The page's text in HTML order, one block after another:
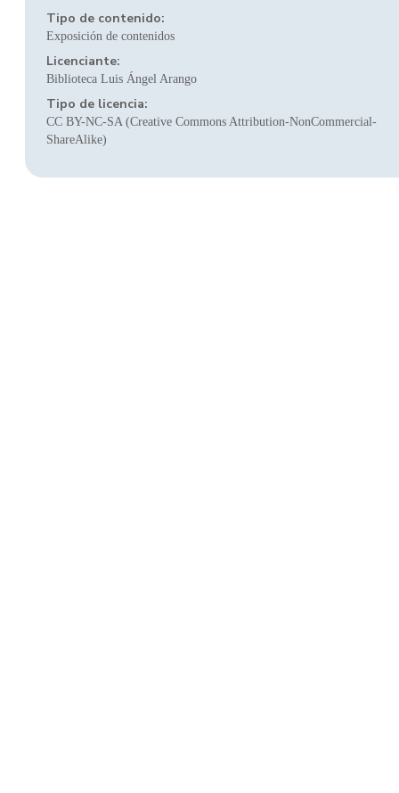
Tipo de contenido:
Exposición de contenidos
Licenciante:
Biblioteca Luis Ángel Arango
Tipo de licencia:
CC BY-NC-SA (Creative Commons Attribution-NonCommercial-
ShareAlike)